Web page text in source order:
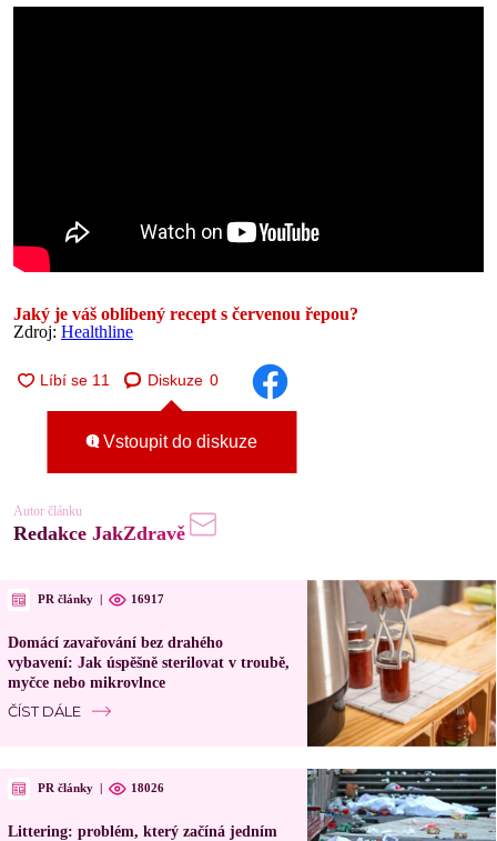
Jaký je váš oblíbený recept s červenou řepou?
Zdroj: Healthline
Diskuze 0
Vstoupit do diskuze
Autor článku
Redakce JakZdravě
PR články | 16917
Domácí zavařování bez drahého
vybavení: Jak úspěšně sterilovat v troubě,
myčce nebo mikrovlnce
ČÍST DÁLE
PR články | 18026
Littering: problém, který začíná jedním